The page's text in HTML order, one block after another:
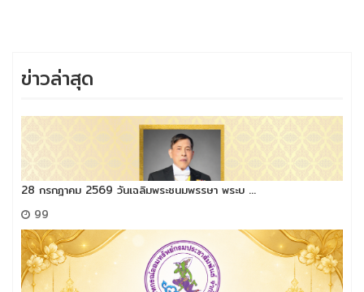
ข่าวล่าสุด
28 กรกฎาคม 2569 วันเฉลิมพระชนมพรรษา พระบ ...
99